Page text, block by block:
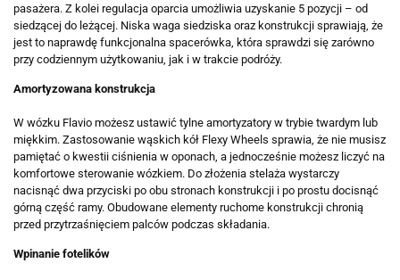
pasażera. Z kolei regulacja oparcia umożliwia uzyskanie 5 pozycji – od
siedzącej do leżącej. Niska waga siedziska oraz konstrukcji sprawiają, że
jest to naprawdę funkcjonalna spacerówka, która sprawdzi się zarówno
przy codziennym użytkowaniu, jak i w trakcie podróży.
Amortyzowana konstrukcja
W wózku Flavio możesz ustawić tylne amortyzatory w trybie twardym lub
miękkim. Zastosowanie wąskich kół Flexy Wheels sprawia, że nie musisz
pamiętać o kwestii ciśnienia w oponach, a jednocześnie możesz liczyć na
komfortowe sterowanie wózkiem. Do złożenia stelaża wystarczy
nacisnąć dwa przyciski po obu stronach konstrukcji i po prostu docisnąć
górną część ramy. Obudowane elementy ruchome konstrukcji chronią
przed przytrzaśnięciem palców podczas składania.
Wpinanie fotelików